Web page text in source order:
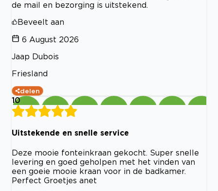
de mail en bezorging is uitstekend.
Beveelt aan
6 August 2026
Jaap Dubois
Friesland
delen
10
Uitstekende en snelle service
Deze mooie fonteinkraan gekocht. Super snelle
levering en goed geholpen met het vinden van
een goeie mooie kraan voor in de badkamer.
Perfect Groetjes anet